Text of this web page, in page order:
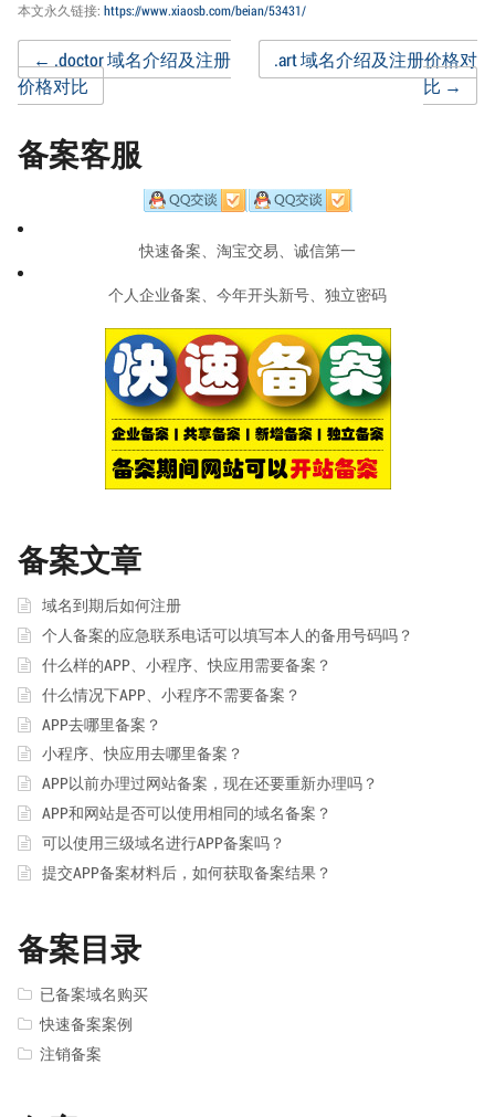
本文永久链接: https://www.xiaosb.com/beian/53431/
Post
navigation
← .doctor 域名介绍及注册
价格对比
.art 域名介绍及注册价格对
比→
备案客服
快速备案、淘宝交易、诚信第一
个人企业备案、今年开头新号、独立密码
备案文章
域名到期后如何注册
个人备案的应急联系电话可以填写本人的备用号码吗？
什么样的APP、小程序、快应用需要备案？
什么情况下APP、小程序不需要备案？
APP去哪里备案？
小程序、快应用去哪里备案？
APP以前办理过网站备案，现在还要重新办理吗？
APP和网站是否可以使用相同的域名备案？
可以使用三级域名进行APP备案吗？
提交APP备案材料后，如何获取备案结果？
备案目录
已备案域名购买
快速备案案例
注销备案